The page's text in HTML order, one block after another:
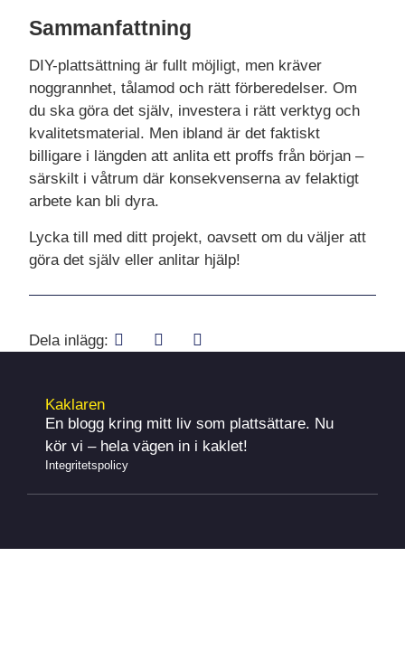
Sammanfattning
DIY-plattsättning är fullt möjligt, men kräver
noggrannhet, tålamod och rätt förberedelser. Om
du ska göra det själv, investera i rätt verktyg och
kvalitetsmaterial. Men ibland är det faktiskt
billigare i längden att anlita ett proffs från början –
särskilt i våtrum där konsekvenserna av felaktigt
arbete kan bli dyra.
Lycka till med ditt projekt, oavsett om du väljer att
göra det själv eller anlitar hjälp!
Dela inlägg:
Kaklaren
En blogg kring mitt liv som plattsättare. Nu
kör vi – hela vägen in i kaklet!
Integritetspolicy